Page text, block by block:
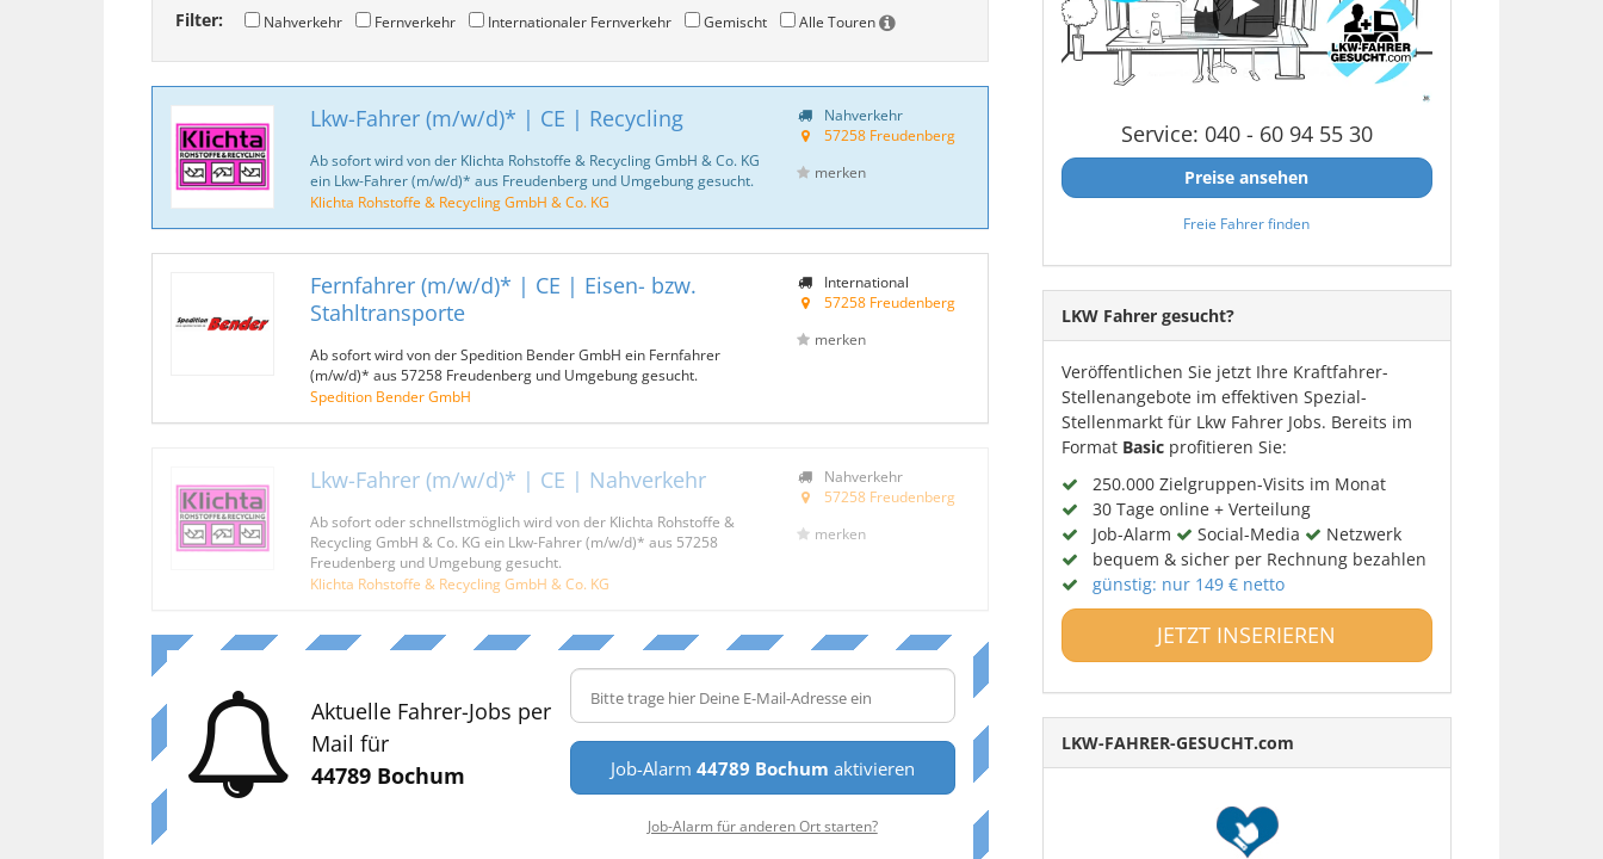
Filter: Nahverkehr Fernverkehr Internationaler Fernverkehr Gemischt Alle Touren
Lkw-Fahrer (m/w/d)* | CE | Recycling
Ab sofort wird von der Klichta Rohstoffe & Recycling GmbH & Co. KG
ein Lkw-Fahrer (m/w/d)* aus Freudenberg und Umgebung gesucht.
Klichta Rohstoffe & Recycling GmbH & Co. KG
Nahverkehr
57258 Freudenberg
merken
Fernfahrer (m/w/d)* | CE | Eisen- bzw.
Stahltransporte
Ab sofort wird von der Spedition Bender GmbH ein Fernfahrer
(m/w/d)* aus 57258 Freudenberg und Umgebung gesucht.
Spedition Bender GmbH
International
57258 Freudenberg
merken
Lkw-Fahrer (m/w/d)* | CE | Nahverkehr
Ab sofort oder schnellstmöglich wird von der Klichta Rohstoffe &
Recycling GmbH & Co. KG ein Lkw-Fahrer (m/w/d)* aus 57258
Freudenberg und Umgebung gesucht.
Klichta Rohstoffe & Recycling GmbH & Co. KG
Nahverkehr
57258 Freudenberg
merken
Aktuelle Fahrer-Jobs per
Mail für
44789 Bochum
Job-Alarm 44789 Bochum aktivieren
Job-Alarm für anderen Ort starten?
Service: 040 - 60 94 55 30
Preise ansehen
Freie Fahrer finden
LKW Fahrer gesucht?
Veröffentlichen Sie jetzt Ihre Kraftfahrer-
Stellenangebote im effektiven Spezial-
Stellenmarkt für Lkw Fahrer Jobs. Bereits im
Format Basicprofitieren Sie:
250.000 Zielgruppen-Visits im Monat
30 Tage online + Verteilung
Job-Alarm
Social-Media
Netzwerk
bequem & sicher per Rechnung bezahlen
günstig: nur 149 € netto
JETZT INSERIEREN
LKW-FAHRER-GESUCHT.com